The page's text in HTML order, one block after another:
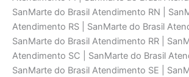
SanMarte do Brasil Atendimento RN |
Atendimento RS | SanMarte do Brasil
SanMarte do Brasil Atendimento RR |
Atendimento SC | SanMarte do Brasil
SanMarte do Brasil Atendimento SE |